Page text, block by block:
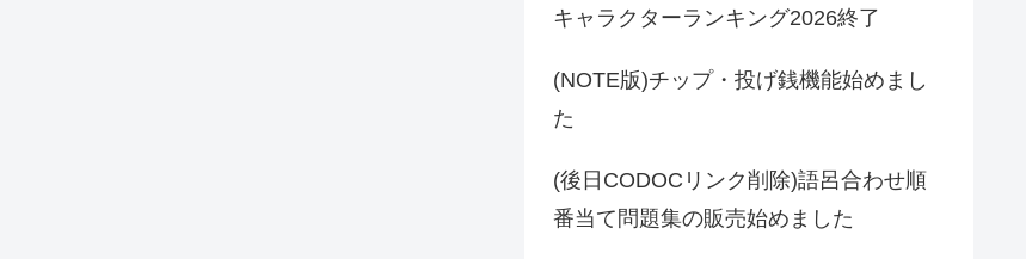
キャラクターランキング2026終了
(NOTE版)チップ・投げ銭機能始めまし
た
(後日CODOCリンク削除)語呂合わせ順
番当て問題集の販売始めました